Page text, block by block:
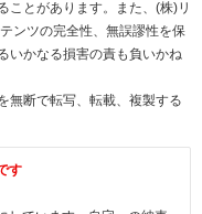
とがあります。また、(株)リ
ンツの完全性、無誤謬性を保
いかなる損害の責も負いかね
無断で転写、転載、複製する
す